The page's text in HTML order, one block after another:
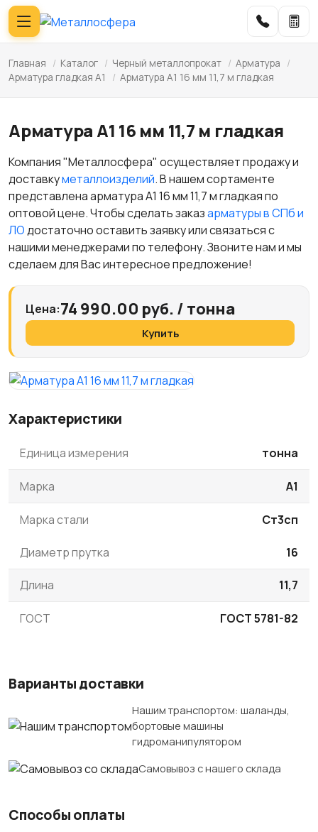
Главная / Каталог / Черный металлопрокат / Арматура
/
Арматура гладкая А1
/ Арматура А1 16 мм 11,7 м гладкая
Арматура А1 16 мм 11,7 м гладкая
Компания "Металлосфера" осуществляет продажу и
доставкуметаллоизделий. В нашем сортаменте
представлена арматура А1 16 мм 11,7 м гладкая по
оптовой цене. Чтобы сделать заказарматуры в СПб и
ЛОдостаточно оставить заявку или связаться с
нашими менеджерами по телефону. Звоните нам и мы
сделаем для Вас интересное предложение!
Цена:74 990.00 руб. / тонна
Купить
Характеристики
Единица измерения тонна
Марка А1
Марка стали Ст3сп
Диаметр прутка 16
Длина 11,7
ГОСТ ГОСТ 5781-82
Варианты доставки
Нашим транспортом: шаланды,
бортовые машины
гидроманипулятором
Самовывоз с нашего склада
Способы оплаты